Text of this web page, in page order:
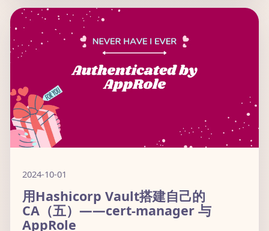
2024-10-01
用Hashicorp Vault搭建自己的
CA（五）——cert-manager 与
AppRole